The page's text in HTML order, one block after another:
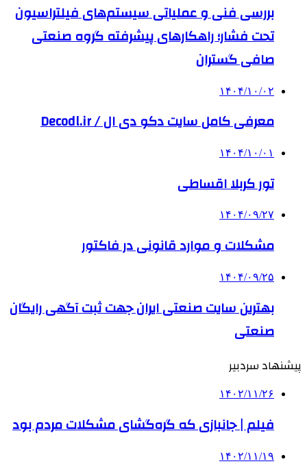
بررسی فنی و عملیاتی سیستم‌های فیلتراسیون
تحت فشار؛ راهکارهای پیشرفته گروه صنعتی
صافی گستران
۱۴۰۴/۱۰/۰۲
معرفی کامل سایت دکو دی ال / Decodl.ir
۱۴۰۴/۱۰/۰۱
تور کربلا اقساطی
۱۴۰۴/۰۹/۲۷
مشکلات و موارد قانونی در فاکتور
۱۴۰۴/۰۹/۲۵
بهترین ‌سایت صنعتی ایران جهت ثبت آگهی رایگان
صنعتی
پیشنهاد سردبیر
۱۴۰۲/۱۱/۲۶
فیلم | جانبازی که گره‌گشای مشکلات مردم بود
۱۴۰۲/۱۱/۱۹